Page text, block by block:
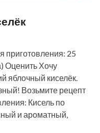
приготовления: 25
Оценить Хочу
яблочный киселёк.
Возьмите рецепт
Кисель по
и ароматный,